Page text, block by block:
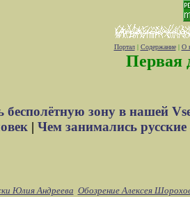
Портал| Содержание| О
Первая
бесполётную зону в нашей
| Чем занимались русские
Юлия Андреева Обозрение Алексея